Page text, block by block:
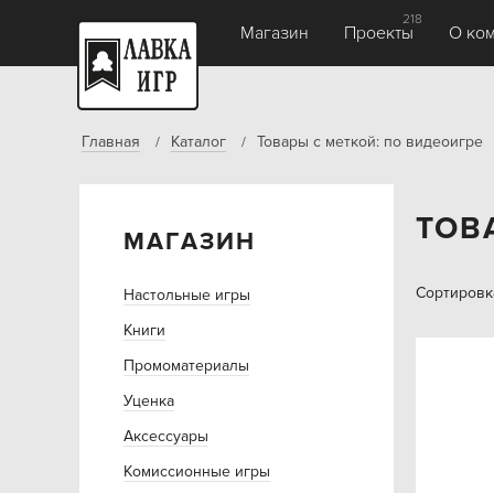
Магазин Проекты
218
О
Главная Каталог Товары с меткой: по видеоигре
МАГАЗИН
Настольные игры
Книги
Промоматериалы
Уценка
Аксессуары
Комиссионные игры